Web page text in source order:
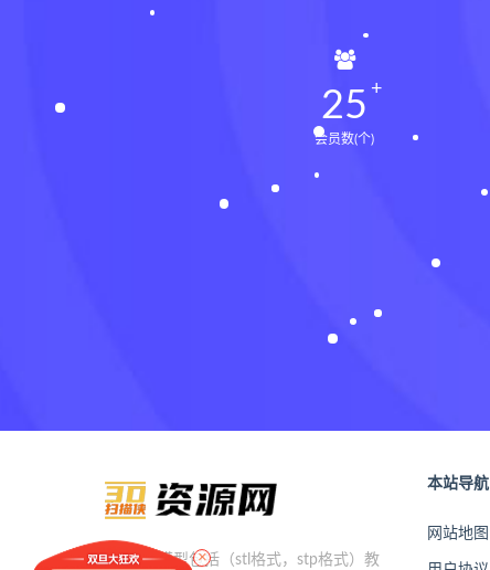
25
会员数(个)
本站提供模型包括（stl格式，stp格式）教
本站导航
网站地图
×